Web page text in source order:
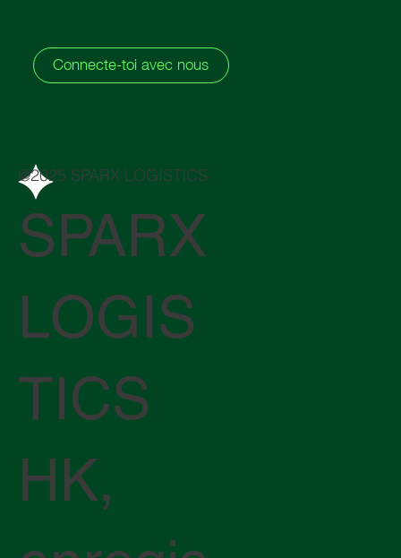
Connecte-toi avec nous
@2025 SPARX LOGISTICS
SPARX
LOGIS
TICS
HK,